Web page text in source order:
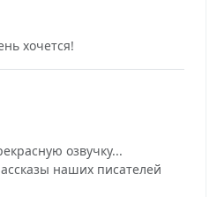
хочется!
озвучку...
наших писателей